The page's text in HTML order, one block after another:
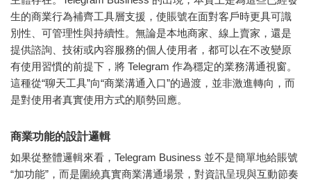
生的商業行為補齊工具層支援，使賬號在面對客戶時更具可識
別性、可管理性與持續性。無論是本地商家、線上賣家，還是
提供諮詢、技術或內容服務的個人使用者，都可以在不改變原
有使用習慣的前提下，將 Telegram 作為穩定的業務溝通視窗。
這種從“聊天工具”向“商業溝通入口”的過渡，並非激進轉向，而
是對使用者真實使用方式的順勢回應。
商業功能的設計邏輯
如果從整體邏輯來看，Telegram Business 並不是簡單地給賬號
“加功能”，而是圍繞真實商業溝通場景，對資訊呈現與互動節奏